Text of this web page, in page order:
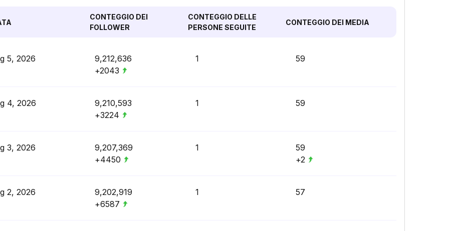
CONTEGGIO DEI
FOLLOWER
CONTEGGIO DELLE
PERSONE SEGUITE
CONTEGGIO DEI MEDIA
5, 2026
9,212,636
+2043
1 59
4, 2026
9,210,593
+3224
1 59
3, 2026
9,207,369
+4450
1
59
+2
2, 2026
9,202,919
+6587
1 57